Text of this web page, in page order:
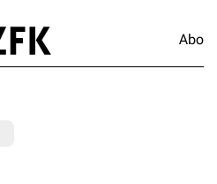
Abo